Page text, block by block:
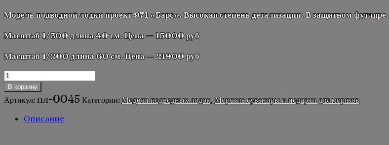
Модель подводной лодки проект 971 «Барс». Высокая степень детализации. В защитном футляре.
Масштаб 1/300 длина 40 см. Цена — 15000 руб
Масштаб 1/200 длина 60 см. Цена — 21900 руб
Количество
товара
Модель
подводной
лодки
проект
В корзину
Артикул: пл-0045 Категории:Модели подводных лодок,Морские сувениры и подарки для моряков
Описание